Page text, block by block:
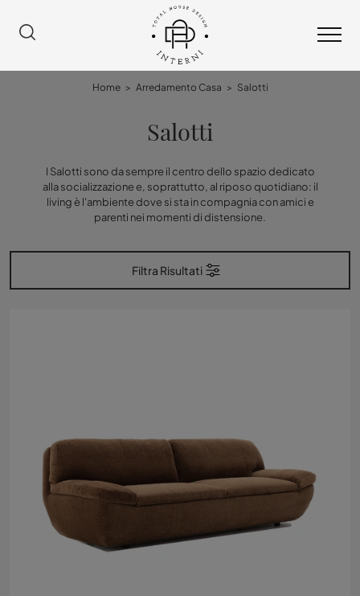
Home > Arredamento Casa > Salotti
Salotti
I Salotti sono da sempre il centro dello spazio dedicato
alla socializzazione e, soprattutto, al riposo quotidiano: il
living è l'ambiente dove si sta in compagnia con amici e
parenti nei momenti di distensione.
Filtra Risultati